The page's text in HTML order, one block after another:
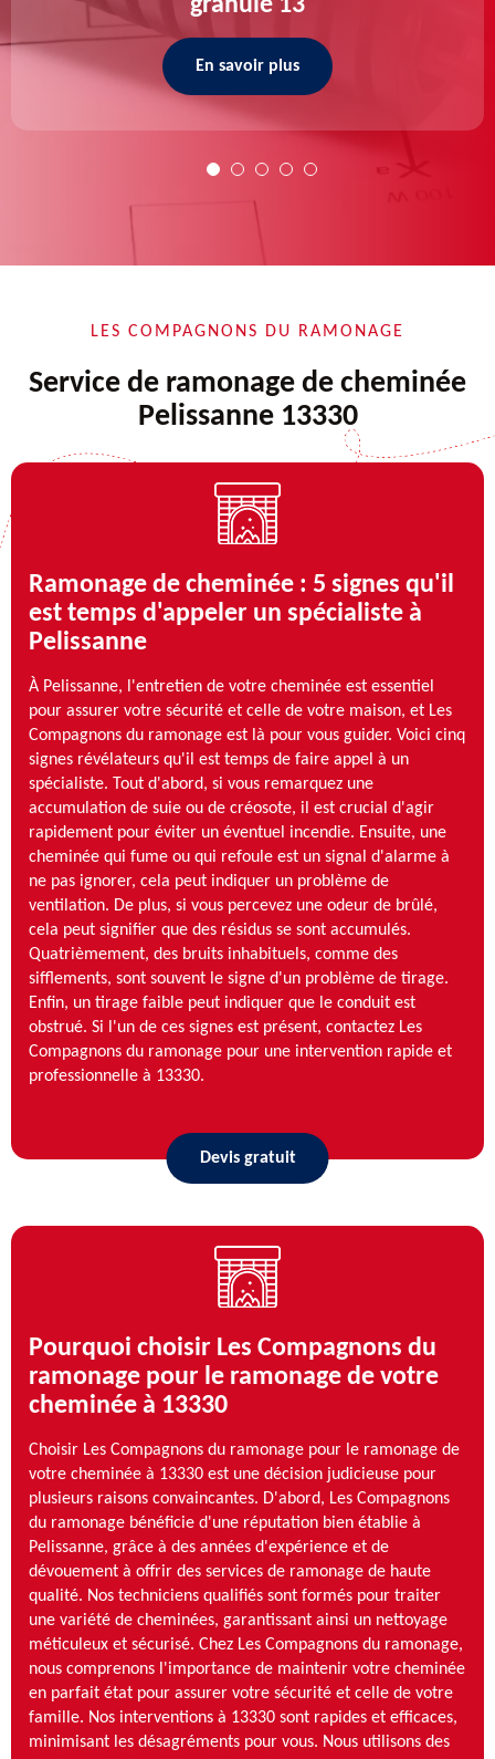
granulé 13
En savoir plus
LES COMPAGNONS DU RAMONAGE
Service de ramonage de cheminée
Pelissanne 13330
Ramonage de cheminée : 5 signes qu'il
est temps d'appeler un spécialiste à
Pelissanne
À Pelissanne, l'entretien de votre cheminée est essentiel
pour assurer votre sécurité et celle de votre maison, et Les
Compagnons du ramonage est là pour vous guider. Voici cinq
signes révélateurs qu'il est temps de faire appel à un
spécialiste. Tout d'abord, si vous remarquez une
accumulation de suie ou de créosote, il est crucial d'agir
rapidement pour éviter un éventuel incendie. Ensuite, une
cheminée qui fume ou qui refoule est un signal d'alarme à
ne pas ignorer, cela peut indiquer un problème de
ventilation. De plus, si vous percevez une odeur de brûlé,
cela peut signifier que des résidus se sont accumulés.
Quatrièmement, des bruits inhabituels, comme des
sifflements, sont souvent le signe d'un problème de tirage.
Enfin, un tirage faible peut indiquer que le conduit est
obstrué. Si l'un de ces signes est présent, contactez Les
Compagnons du ramonage pour une intervention rapide et
professionnelle à 13330.
Devis gratuit
Pourquoi choisir Les Compagnons du
ramonage pour le ramonage de votre
cheminée à 13330
Choisir Les Compagnons du ramonage pour le ramonage de
votre cheminée à 13330 est une décision judicieuse pour
plusieurs raisons convaincantes. D'abord, Les Compagnons
du ramonage bénéficie d'une réputation bien établie à
Pelissanne, grâce à des années d'expérience et de
dévouement à offrir des services de ramonage de haute
qualité. Nos techniciens qualifiés sont formés pour traiter
une variété de cheminées, garantissant ainsi un nettoyage
méticuleux et sécurisé. Chez Les Compagnons du ramonage,
nous comprenons l'importance de maintenir votre cheminée
en parfait état pour assurer votre sécurité et celle de votre
famille. Nos interventions à 13330 sont rapides et efficaces,
minimisant les désagréments pour vous. Nous utilisons des